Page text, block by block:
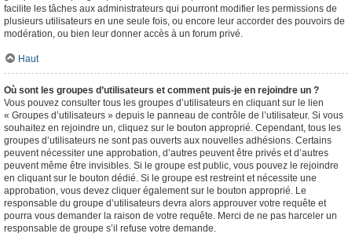
facilite les tâches aux administrateurs qui pourront modifier les permissions de
plusieurs utilisateurs en une seule fois, ou encore leur accorder des pouvoirs de
modération, ou bien leur donner accès à un forum privé.
Haut
Où sont les groupes d’utilisateurs et comment puis-je en rejoindre un ?
Vous pouvez consulter tous les groupes d’utilisateurs en cliquant sur le lien
« Groupes d’utilisateurs » depuis le panneau de contrôle de l’utilisateur. Si vous
souhaitez en rejoindre un, cliquez sur le bouton approprié. Cependant, tous les
groupes d’utilisateurs ne sont pas ouverts aux nouvelles adhésions. Certains
peuvent nécessiter une approbation, d’autres peuvent être privés et d’autres
peuvent même être invisibles. Si le groupe est public, vous pouvez le rejoindre
en cliquant sur le bouton dédié. Si le groupe est restreint et nécessite une
approbation, vous devez cliquer également sur le bouton approprié. Le
responsable du groupe d’utilisateurs devra alors approuver votre requête et
pourra vous demander la raison de votre requête. Merci de ne pas harceler un
responsable de groupe s’il refuse votre demande.